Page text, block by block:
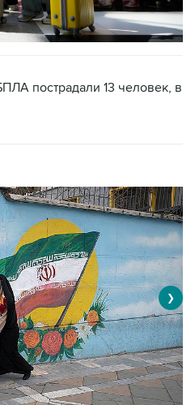
пострадали 13 человек, в
❯